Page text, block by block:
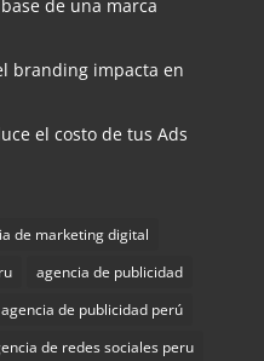
de una marca
branding impacta en
el costo de tus Ads
de marketing digital
agencia de publicidad
agencia de publicidad perú
de redes sociales peru